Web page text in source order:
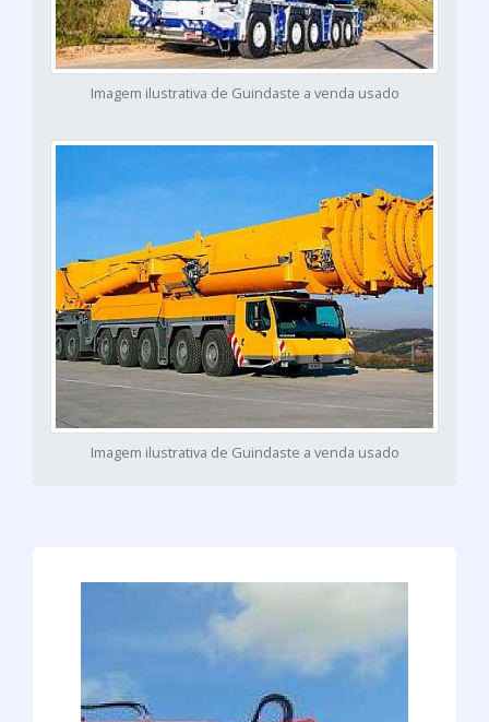
Imagem ilustrativa de Guindaste a venda usado
Imagem ilustrativa de Guindaste a venda usado